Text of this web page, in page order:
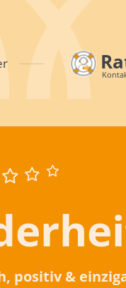
positiv &